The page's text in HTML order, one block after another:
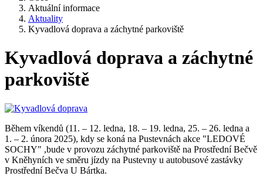
Aktuální informace
Aktuality
Kyvadlová doprava a záchytné parkoviště
Kyvadlová doprava a záchytné
parkoviště
Během víkendů (11. – 12. ledna, 18. – 19. ledna, 25. – 26. ledna a
1. – 2. února 2025), kdy se koná na Pustevnách akce "LEDOVÉ
SOCHY" ,bude v provozu záchytné parkoviště na Prostřední Bečvě
v Kněhyních ve směru jízdy na Pustevny u autobusové zastávky
Prostřední Bečva U Bártka.